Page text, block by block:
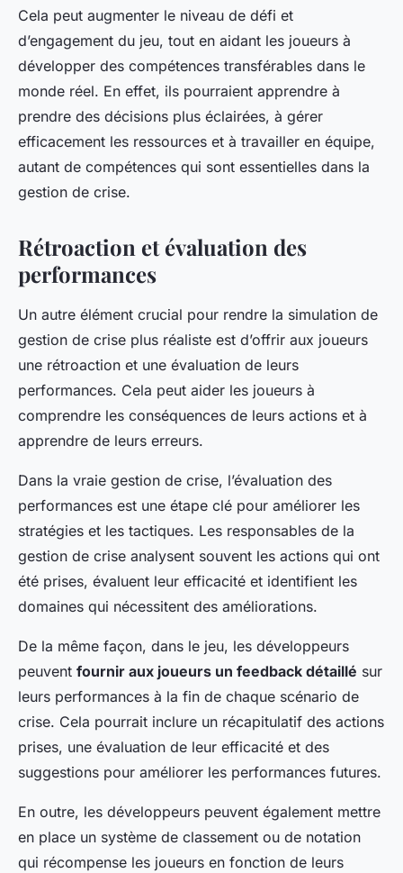
Cela peut augmenter le niveau de défi et
d’engagement du jeu, tout en aidant les joueurs à
développer des compétences transférables dans le
monde réel. En effet, ils pourraient apprendre à
prendre des décisions plus éclairées, à gérer
efficacement les ressources et à travailler en équipe,
autant de compétences qui sont essentielles dans la
gestion de crise.
Rétroaction et évaluation des
performances
Un autre élément crucial pour rendre la simulation de
gestion de crise plus réaliste est d’offrir aux joueurs
une rétroaction et une évaluation de leurs
performances. Cela peut aider les joueurs à
comprendre les conséquences de leurs actions et à
apprendre de leurs erreurs.
Dans la vraie gestion de crise, l’évaluation des
performances est une étape clé pour améliorer les
stratégies et les tactiques. Les responsables de la
gestion de crise analysent souvent les actions qui ont
été prises, évaluent leur efficacité et identifient les
domaines qui nécessitent des améliorations.
De la même façon, dans le jeu, les développeurs
peuvent fournir aux joueurs un feedback détaillé sur
leurs performances à la fin de chaque scénario de
crise. Cela pourrait inclure un récapitulatif des actions
prises, une évaluation de leur efficacité et des
suggestions pour améliorer les performances futures.
En outre, les développeurs peuvent également mettre
en place un système de classement ou de notation
qui récompense les joueurs en fonction de leurs